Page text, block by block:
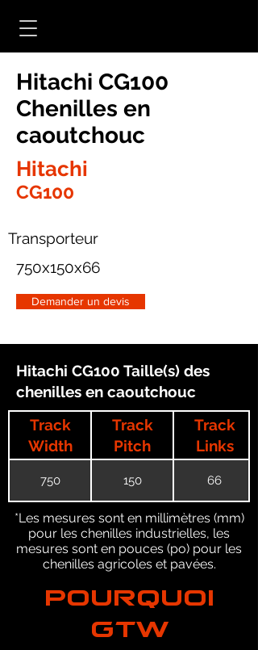
Hitachi CG100
Chenilles en
caoutchouc
Hitachi
CG100
Transporteur
750x150x66
Demander un devis
Hitachi CG100 Taille(s) des
chenilles en caoutchouc
Track
Width
Track
Pitch
Track
Links
750 150 66
*Les mesures sont en millimètres (mm)
pour les chenilles industrielles, les
mesures sont en pouces (po) pour les
chenilles agricoles et pavées.
POURQUOI
GTW